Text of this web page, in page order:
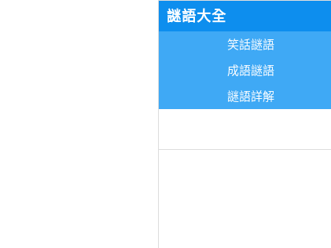
謎語大全
笑話謎語
成語謎語
謎語詳解